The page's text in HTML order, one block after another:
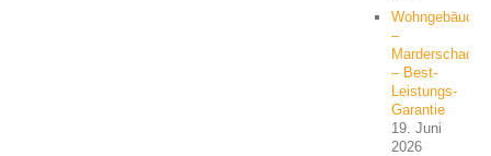
Wohngebäude
–
Marderschaden
– Best-
Leistungs-
Garantie
19. Juni
2026